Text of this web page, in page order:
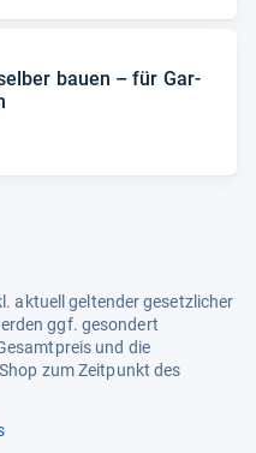
bauen – für Gar­
aktuell geltender gesetzlicher
ggf. gesondert
und die
zum Zeitpunkt des